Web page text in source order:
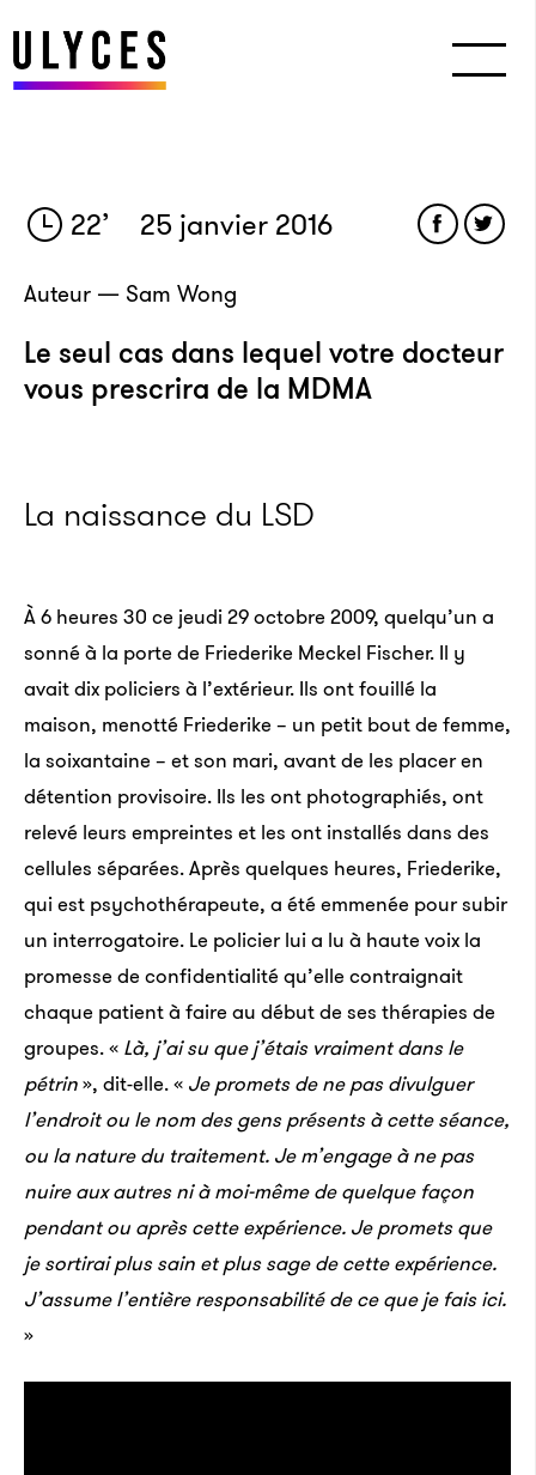
22’ 25 janvier 2016
Auteur — Sam Wong
Le seul cas dans lequel votre docteur
vous prescrira de la MDMA
La naissance du LSD
À 6 heures 30 ce jeudi 29 octobre 2009, quelqu’un a
sonné à la porte de Friederike Meckel Fischer. Il y
avait dix policiers à l’extérieur. Ils ont fouillé la
maison, menotté Friederike – un petit bout de femme,
la soixantaine – et son mari, avant de les placer en
détention provisoire. Ils les ont photographiés, ont
relevé leurs empreintes et les ont installés dans des
cellules séparées. Après quelques heures, Friederike,
qui est psychothérapeute, a été emmenée pour subir
un interrogatoire. Le policier lui a lu à haute voix la
promesse de confidentialité qu’elle contraignait
chaque patient à faire au début de ses thérapies de
groupes. « Là, j’ai su que j’étais vraiment dans le
pétrin», dit-elle. « Je promets de ne pas divulguer
l’endroit ou le nom des gens présents à cette séance,
ou la nature du traitement. Je m’engage à ne pas
nuire aux autres ni à moi-même de quelque façon
pendant ou après cette expérience. Je promets que
je sortirai plus sain et plus sage de cette expérience.
J’assume l’entière responsabilité de ce que je fais ici.
»